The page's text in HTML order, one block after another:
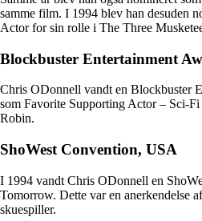
samme film. I 1994 blev han desuden
Actor for sin rolle i The Three
Blockbuster Entertainment
Chris ODonnell vandt en Blockbuster
som Favorite Supporting Actor – Sci-
Robin.
ShoWest Convention, USA
I 1994 vandt Chris ODonnell en
Tomorrow. Dette var en anerkendelse
skuespiller.